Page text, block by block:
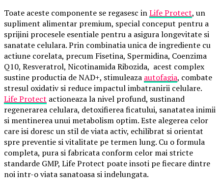
Toate aceste componente se regasesc inLife Protect, un
supliment alimentar premium, special conceput pentru a
sprijini procesele esentiale pentru a asigura longevitate si
sanatate celulara. Prin combinatia unica de ingrediente cu
actiune corelata, precum Fisetina, Spermidina, Coenzima
Q10, Resveratrol, Nicotinamida Ribozida, acest complex
sustine productia de NAD+, stimuleaza autofagia, combate
stresul oxidativ si reduce impactul imbatranirii celulare.
Life Protect actioneaza la nivel profund, sustinand
regenerarea celulara, detoxifierea ficatului, sanatatea inimii
si mentinerea unui metabolism optim. Este alegerea celor
care isi doresc un stil de viata activ, echilibrat si orientat
spre preventie si vitalitate pe termen lung. Cu o formula
completa, pura si fabricata conform celor mai stricte
standarde GMP, Life Protect poate insoti pe fiecare dintre
noi intr-o viata sanatoasa si indelungata.